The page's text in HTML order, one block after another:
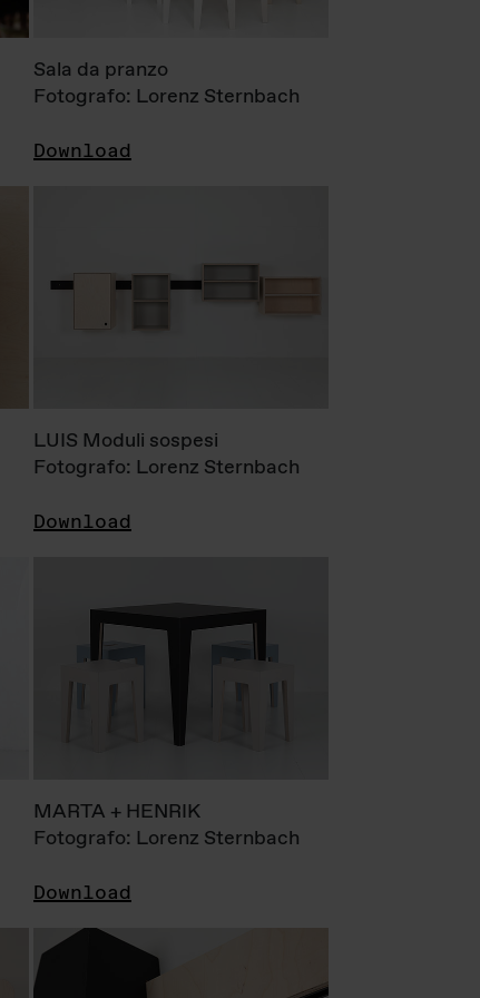
Sala da pranzo
Fotografo: Lorenz Sternbach
Download
LUIS Moduli sospesi
Fotografo: Lorenz Sternbach
Download
MARTA + HENRIK
Fotografo: Lorenz Sternbach
Download